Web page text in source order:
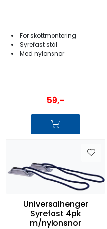
For skottmontering
Syrefast stål
Med nylonsnor
59,-
Universalhenger
Syrefast 4pk
m/nylonsnor